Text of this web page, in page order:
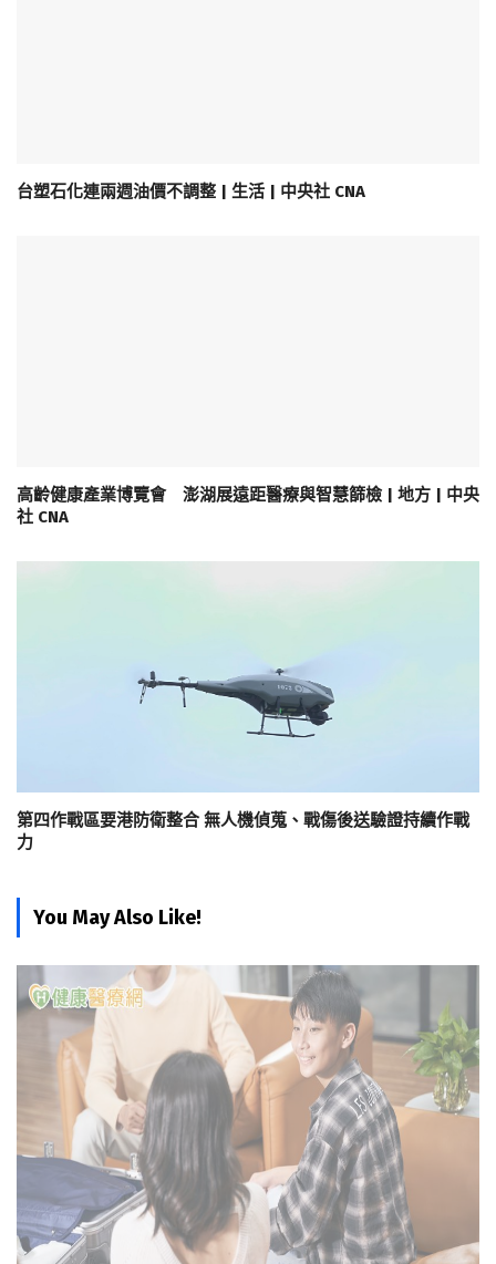
台塑石化連兩週油價不調整 | 生活 | 中央社 CNA
高齡健康產業博覽會 澎湖展遠距醫療與智慧篩檢 | 地方 | 中央
社 CNA
第四作戰區要港防衛整合 無人機偵蒐、戰傷後送驗證持續作戰
力
You May Also Like!